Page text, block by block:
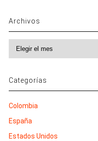
Archivos
Archivos
Categorías
Colombia
España
Estados Unidos